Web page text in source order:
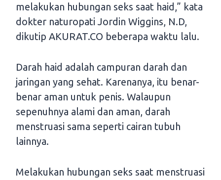
melakukan hubungan seks saat haid,” kata
dokter naturopati Jordin Wiggins, N.D,
dikutip AKURAT.CO beberapa waktu lalu.
Darah haid adalah campuran darah dan
jaringan yang sehat. Karenanya, itu benar-
benar aman untuk penis. Walaupun
sepenuhnya alami dan aman, darah
menstruasi sama seperti cairan tubuh
lainnya.
Melakukan hubungan seks saat menstruasi